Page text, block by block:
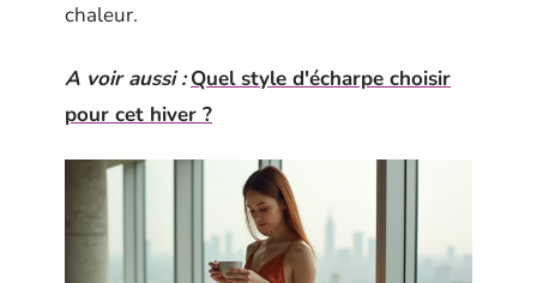
chaleur.
A voir aussi : Quel style d'écharpe choisir
pour cet hiver ?